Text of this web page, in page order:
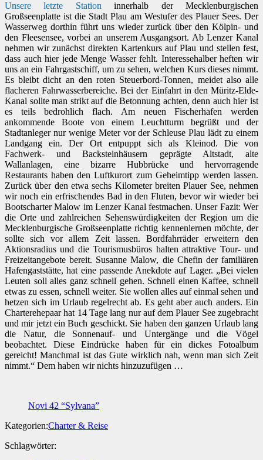
Unsere letzte Stationinnerhalb der Mecklenburgischen
Großseenplatte ist die Stadt Plau am Westufer des Plauer Sees. Der
Wasserweg dorthin führt uns wieder zurück über den Kölpin- und
den Fleesensee, vorbei an unserem Ausgangsort. Ab Lenzer Kanal
nehmen wir zunächst direkten Kartenkurs auf Plau und stellen fest,
dass auch hier jede Menge Wasser fehlt. Interessehalber heften wir
uns an ein Fahrgastschiff, um zu sehen, welchen Kurs dieses nimmt.
Es bleibt dicht an den roten Steuerbord-Tonnen, meidet also alle
flacheren Fahrwasserbereiche. Bei der Einfahrt in den Müritz-Elde-
Kanal sollte man strikt auf die Betonnung achten, denn auch hier ist
es teils bedrohlich flach. Am neuen Fischerhafen werden
ankommende Boote von einem Leuchtturm begrüßt und der
Stadtanleger nur wenige Meter vor der Schleuse Plau lädt zu einem
Landgang ein. Der Ort entpuppt sich als Kleinod. Die von
Fachwerk- und Backsteinhäusern geprägte Altstadt, alte
Wallanlagen, eine bizarre Hubbrücke und hervorragende
Restaurants haben den Luftkurort zum Geheimtipp werden lassen.
Zurück über den etwa sechs Kilometer breiten Plauer See, nehmen
wir noch ein erfrischendes Bad in den Fluten, bevor wir wieder bei
Bootscharter Malow im Lenzer Kanal festmachen. Unser Fazit: Wer
die Orte und zahlreichen Sehenswürdigkeiten der Region um die
Mecklenburgische Großseenplatte richtig kennenlernen möchte, der
sollte sich vor allem Zeit lassen. Bordfahrräder erweitern den
Aktionsradius und die Tourismusbüros halten attraktive Tour- und
Freizeitangebote bereit. Susanne Malow, die Chefin der familiären
Hafengaststätte, hat eine passende Anekdote auf Lager. „Bei vielen
Leuten soll alles ganz schnell gehen. Schnell einen Kaffee, schnell
etwas zu essen, schnell weiter. Sie wollen alles auf einmal sehen und
hetzen sich im Urlaub regelrecht ab. Es geht aber auch anders. Ein
Charterehepaar hat 14 Tage lang nur auf dem Plauer See zugebracht
und mir jetzt ein Buch geschickt. Sie haben den ganzen Urlaub lang
die Natur, die Sonnenauf- und Untergänge und die Vögel
beobachtet. Diese Eindrücke haben für ein dickes Fotoalbum
gereicht! Manchmal ist das Gute wirklich nah, wenn man sich Zeit
nimmt.“ Dem haben wir nichts hinzuzufügen …
Novi 42 “Sylvana”
Kategorien:Charter & Reise
Schlagwörter: